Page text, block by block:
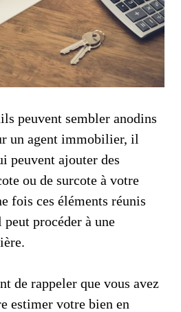
peuvent sembler anodins
un agent immobilier, il
peuvent ajouter des
ou de surcote à votre
fois ces éléments réunis
procéder à une
de rappeler que vous avez
estimer votre bien en